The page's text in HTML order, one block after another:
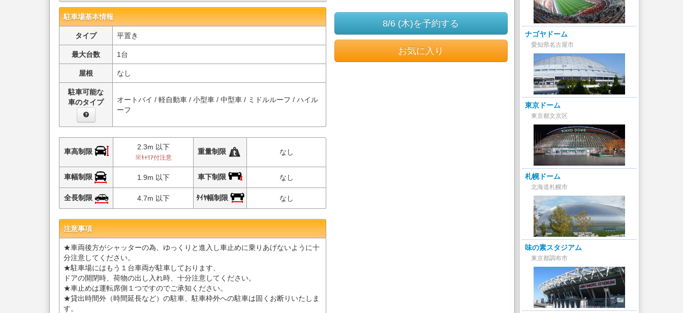
駐車場基本情報
タイプ 平置き
最大台数 1台
屋根 なし
駐車可能な
車のタイプ
オートバイ / 軽自動車 / 小型車 / 中型車 / ミドルルーフ / ハイル
ーフ
車高制限
2.3m 以下
※ｷｬﾘｱ付注意
重量制限 なし
車幅制限 1.9m 以下 車下制限 なし
全長制限 4.7m 以下 ﾀｲﾔ幅制限 なし
注意事項
★車両後方がシャッターの為、ゆっくりと進入し車止めに乗りあげないように十
分注意してください。
★駐車場にはもう１台車両が駐車しております、
ドアの開閉時、荷物の出し入れ時、十分注意してください。
★車止めは運転席側１つですのでご承知ください。
★貸出時間外（時間延長など）の駐車、駐車枠外への駐車は固くお断りいたしま
す。
8/6 (木)を予約する
お気に入り
ナゴヤドーム
愛知県名古屋市
東京ドーム
東京都文京区
札幌ドーム
北海道札幌市
味の素スタジアム
東京都調布市